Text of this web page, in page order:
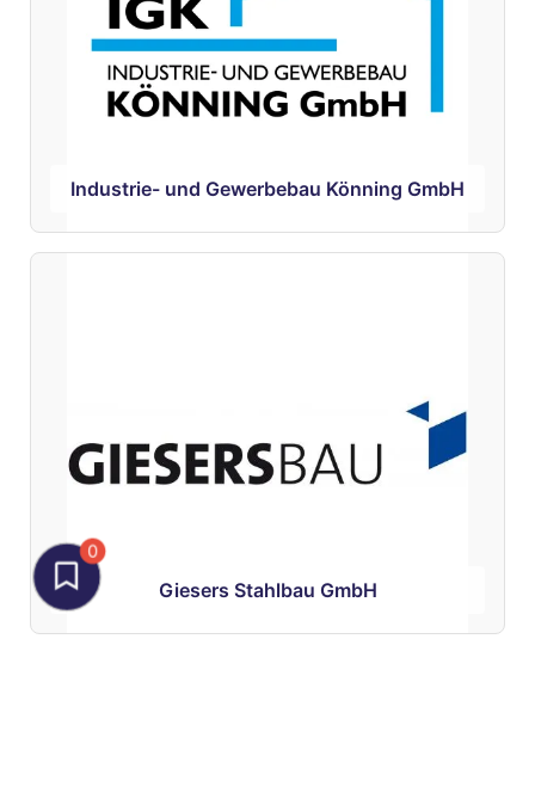
Industrie- und Gewerbebau Könning GmbH
Giesers Stahlbau GmbH
0